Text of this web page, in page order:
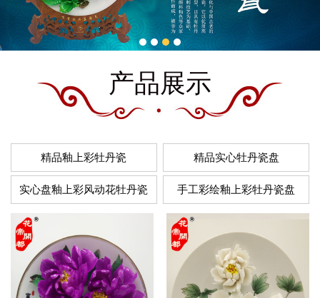
产品展示
精品釉上彩牡丹瓷 精品实心牡丹瓷盘
实心盘釉上彩风动花牡丹瓷 手工彩绘釉上彩牡丹瓷盘